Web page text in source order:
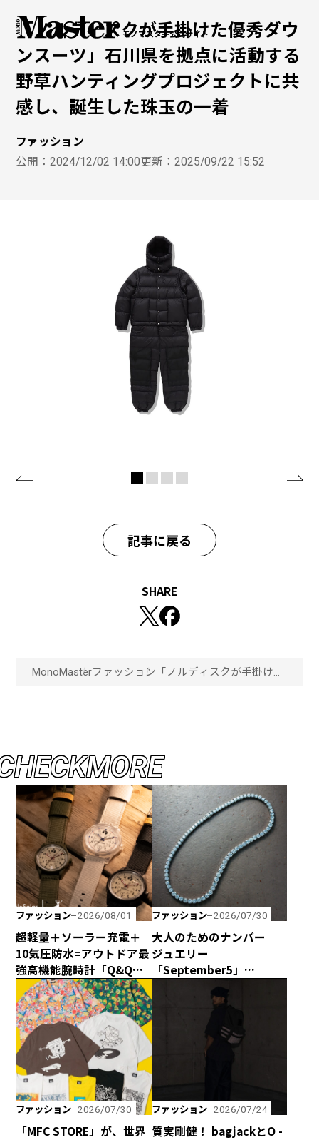
モノマスター公式サイト
「ノルディスクが手掛けた優秀ダウ
ンスーツ」石川県を拠点に活動する
野草ハンティングプロジェクトに共
感し、誕生した珠玉の一着
ファッション
公開：2024/12/02 14:00更新：2025/09/22 15:52
記事に戻る
SHARE
MonoMasterファッション 「ノルディスクが手掛けた
HECKMORE
ファッション 2026/08/01
超軽量＋ソーラー充電＋
10気圧防水=アウトドア最
強高機能腕時計「Q&Q
Smile Solar × CAPTAIN
STAG」のダブル50周年記
念コラボウォッチが誕
生！
ファッション 2026/07/30
大人のためのナンバー
ジュエリー
「September5」
の“September5 Number
Series”に新アイテムが登
場！ エシカルな輝きで
日常に寄り添う「ラボグ
ロウンダイヤモンド」の
魅力とは？
ファッション 2026/07/30
「MFC STORE」が、世界
ファッション 2026/07/24
質実剛健！ bagjackとO -